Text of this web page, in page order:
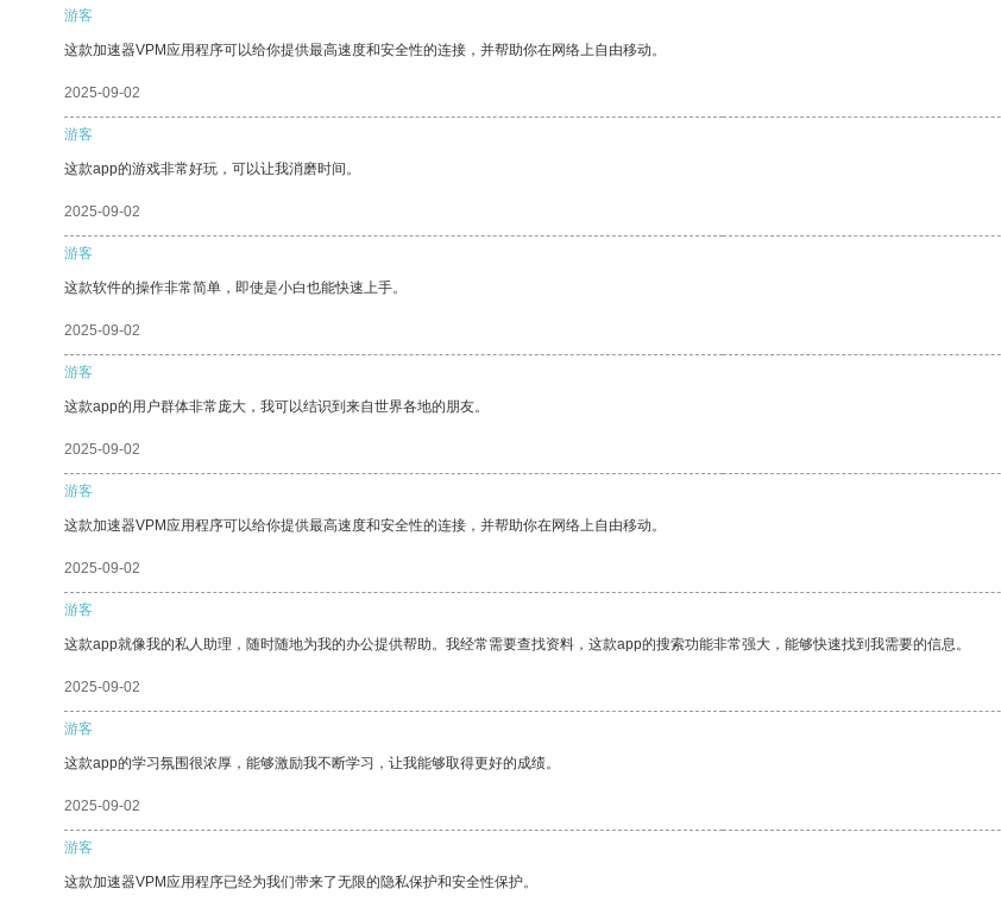
游客
这款加速器VPM应用程序可以给你提供最高速度和安全性的连接，并帮助你在网络上自由移动。
2025-09-02
游客
这款app的游戏非常好玩，可以让我消磨时间。
2025-09-02
游客
这款软件的操作非常简单，即使是小白也能快速上手。
2025-09-02
游客
这款app的用户群体非常庞大，我可以结识到来自世界各地的朋友。
2025-09-02
游客
这款加速器VPM应用程序可以给你提供最高速度和安全性的连接，并帮助你在网络上自由移动。
2025-09-02
游客
这款app就像我的私人助理，随时随地为我的办公提供帮助。我经常需要查找资料，这款app的搜索功能非常强大，能够快速找到我需要的信息。
2025-09-02
游客
这款app的学习氛围很浓厚，能够激励我不断学习，让我能够取得更好的成绩。
2025-09-02
游客
这款加速器VPM应用程序已经为我们带来了无限的隐私保护和安全性保护。